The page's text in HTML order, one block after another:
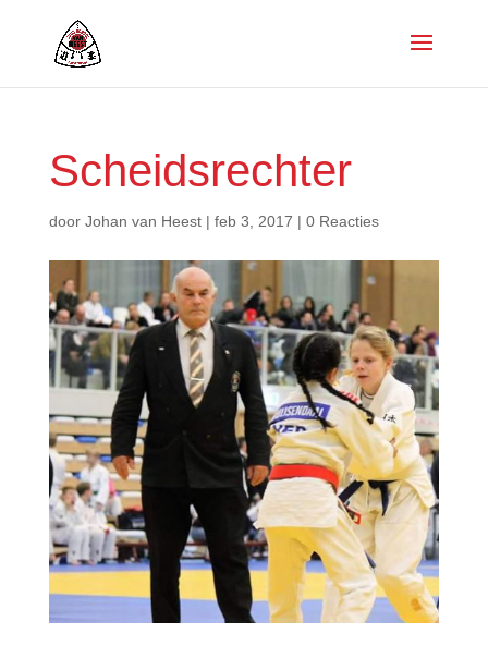
Scheidsrechter
door Johan van Heest| feb 3, 2017 | 0 Reacties